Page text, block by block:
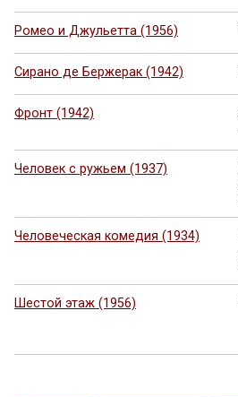
Ромео и Джульетта (1956)
Сирано де Бержерак (1942)
Фронт (1942)
Человек с ружьем (1937)
Человеческая комедия (1934)
Шестой этаж (1956)